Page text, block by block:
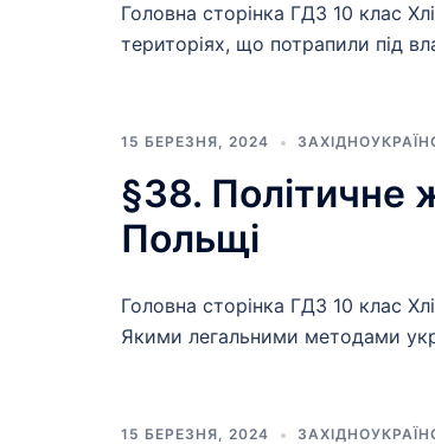
Головна сторінка ГДЗ 10 клас
територіях, що потрапили під
15 БЕРЕЗНЯ, 2024
§38. Політичне
Польщі
Головна сторінка ГДЗ 10 клас
Якими легальними методами
15 БЕРЕЗНЯ, 2024